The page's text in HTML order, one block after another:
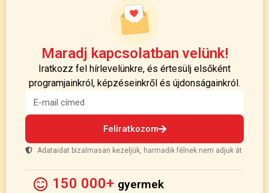
Maradj kapcsolatban velünk!
Iratkozz fel hírlevelünkre, és értesülj elsőként
programjainkról, képzéseinkről és újdonságainkról.
Feliratkozom
Adataidat bizalmasan kezeljük, harmadik félnek nem adjuk át
150 000+ gyermek